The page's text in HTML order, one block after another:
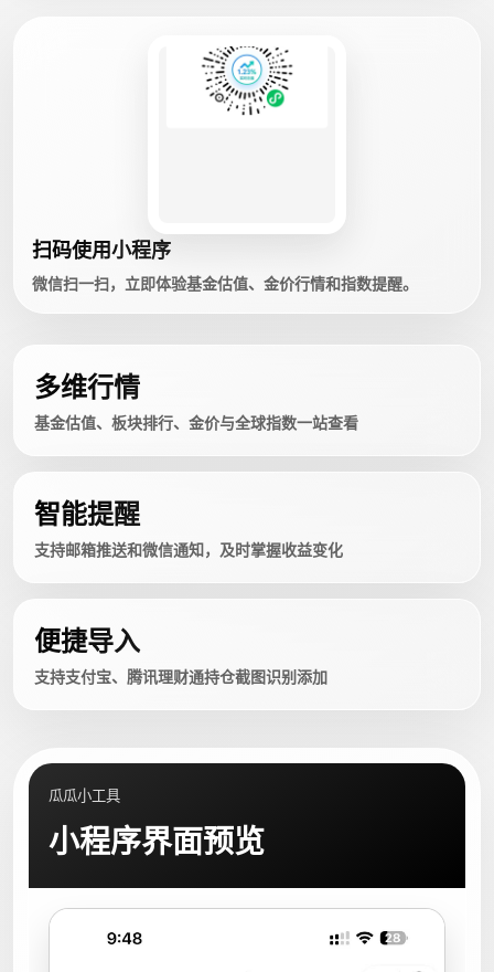
扫码使用小程序
微信扫一扫，立即体验基金估值、金价行情和指数提醒。
多维行情
基金估值、板块排行、金价与全球指数一站查看
智能提醒
支持邮箱推送和微信通知，及时掌握收益变化
便捷导入
支持支付宝、腾讯理财通持仓截图识别添加
瓜瓜小工具
小程序界面预览